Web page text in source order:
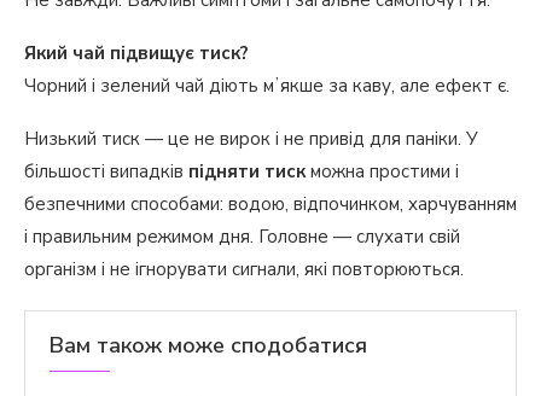
Який чай підвищує тиск?
Чорний і зелений чай діють мʼякше за каву, але ефект є.
Низький тиск — це не вирок і не привід для паніки. У
більшості випадків підняти тискможна простими і
безпечними способами: водою, відпочинком, харчуванням
і правильним режимом дня. Головне — слухати свій
організм і не ігнорувати сигнали, які повторюються.
Вам також може сподобатися